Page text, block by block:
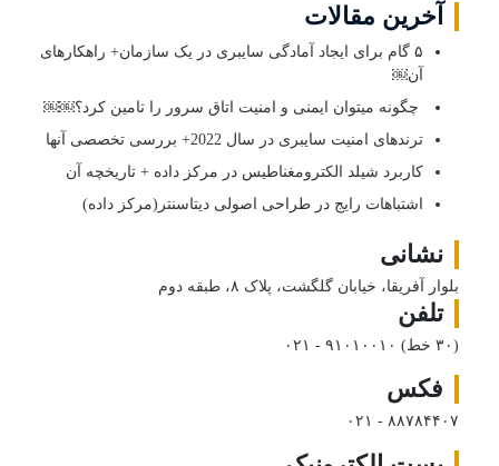
آخرین مقالات
۵ گام برای ایجاد آمادگی سایبری در یک سازمان+ راهکارهای
آن￼
چگونه میتوان ایمنی و امنیت اتاق سرور را تامین کرد؟￼￼
ترندهای امنیت سایبری در سال 2022+ بررسی تخصصی آنها
کاربرد شیلد الکترومغناطیس در مرکز داده + تاریخچه آن
اشتباهات رایج در طراحی اصولی دیتاسنتر(مرکز داده)
نشانی
بلوار آفریقا، خیابان گلگشت، پلاک ۸، طبقه دوم
تلفن
۰۲۱ - ۹۱۰۱۰۰۱۰ (۳۰ خط)
فکس
۰۲۱ - ۸۸۷۸۴۴۰۷